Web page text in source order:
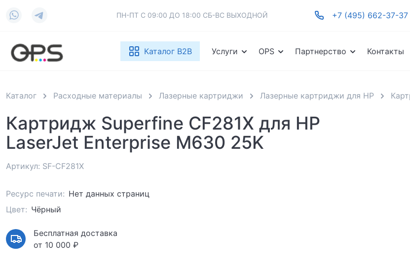
ПН-ПТ С 09:00 ДО 18:00 СБ-ВС ВЫХОДНОЙ +7 (495) 662-37-37
Каталог B2B Услуги OPS Партнерство Контакты
Каталог Расходные материалы Лазерные картриджи Лазерные картриджи для HP
Картридж Superfine CF281X для HP
LaserJet Enterprise M630 25K
Артикул: SF-CF281X
Ресурс печати: Нет данных страниц
Цвет: Чёрный
Бесплатная доставка
от 10 000 ₽